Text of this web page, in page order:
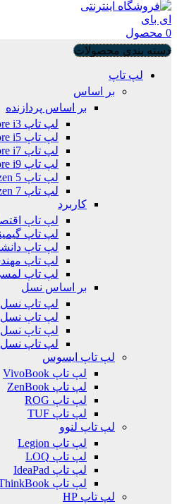
0 محصول
دسته بندی محصولات
لپ تاپ
بر اساس
بر اساس پردازنده
لپ تاپ Core i3
لپ تاپ Core i5
لپ تاپ Core i7
لپ تاپ Core i9
لپ تاپ Ryzen 5
لپ تاپ Ryzen 7
کاربرد
لپ تاپ
لپ تاپ
لپ تاپ
لپ تاپ
لپ تاپ
بر اساس نسل
لپ تاپ نسل 11
لپ تاپ نسل 12
لپ تاپ نسل 13
لپ تاپ نسل 14
لپ تاپ ایسوس
لپ تاپ VivoBook
لپ تاپ ZenBook
لپ تاپ ROG
لپ تاپ TUF
لپ تاپ لنوو
لپ تاپ Legion
لپ تاپ LOQ
لپ تاپ IdeaPad
لپ تاپ ThinkBook
لپ تاپ HP